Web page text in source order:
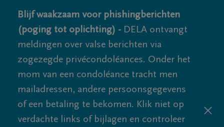
Blijf waakzaam voor phishingberichten
(poging tot oplichting) - DELA ontvangt
meldingen over valse berichten via
zogezegde privécondoléances. Onder het
mom van een condoléance tracht men
mailadressen, andere persoonsgegevens
of een betaling te bekomen. Klik niet op
verdachte links of bijlagen en controleer